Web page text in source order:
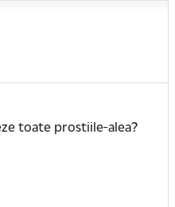
toate prostiile-alea?